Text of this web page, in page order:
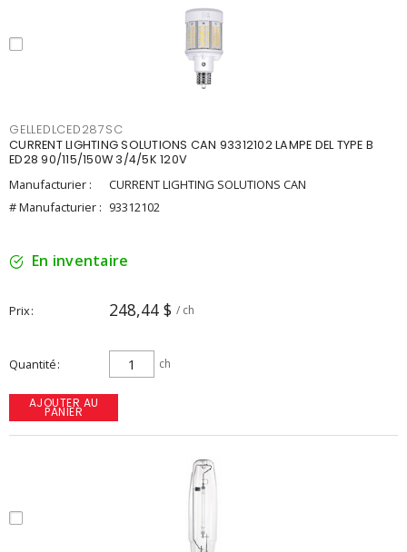
GELLEDLCED287SC
CURRENT LIGHTING SOLUTIONS CAN 93312102 LAMPE DEL TYPE B
ED28 90/115/150W 3/4/5K 120V
Manufacturier :
CURRENT LIGHTING SOLUTIONS CAN
# Manufacturier : 93312102
En inventaire
Prix 248,44 $ / ch
Quantité ch
AJOUTER AU
PANIER